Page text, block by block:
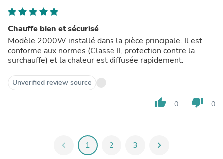
film aluminium
Chauffe bien et sécurisé
Modèle 2000W installé dans la pièce principale. Il est
conforme aux normes (Classe II, protection contre la
surchauffe) et la chaleur est diffusée rapidement.
Unverified review source
thumb_up 0 thumb_down 0
chevron_left 1 2 3 chevron_right